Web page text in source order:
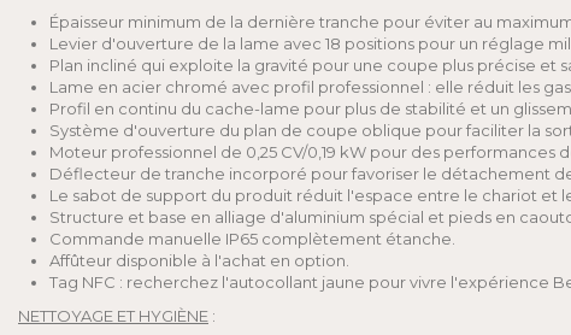
Épaisseur minimum de la dernière tranche pour éviter au
Levier d'ouverture de la lame avec 18 positions pour un réglage
Plan incliné qui exploite la gravité pour une coupe plus précise et
Lame en acier chromé avec profil professionnel : elle réduit les
Profil en continu du cache-lame pour plus de stabilité et un
Système d'ouverture du plan de coupe oblique pour faciliter la
Moteur professionnel de 0,25 CV/0,19 kW pour des
Déflecteur de tranche incorporé pour favoriser le détachement
Le sabot de support du produit réduit l'espace entre le chariot et
Structure et base en alliage d'aluminium spécial et pieds en
Commande manuelle IP65 complètement étanche.
Affûteur disponible à l'achat en option.
Tag NFC : recherchez l'autocollant jaune pour vivre l'expérience
NETTOYAGE ET HYGIÈNE :